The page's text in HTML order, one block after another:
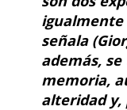
igualmente
señala
además,
memoria,
alteridad y,